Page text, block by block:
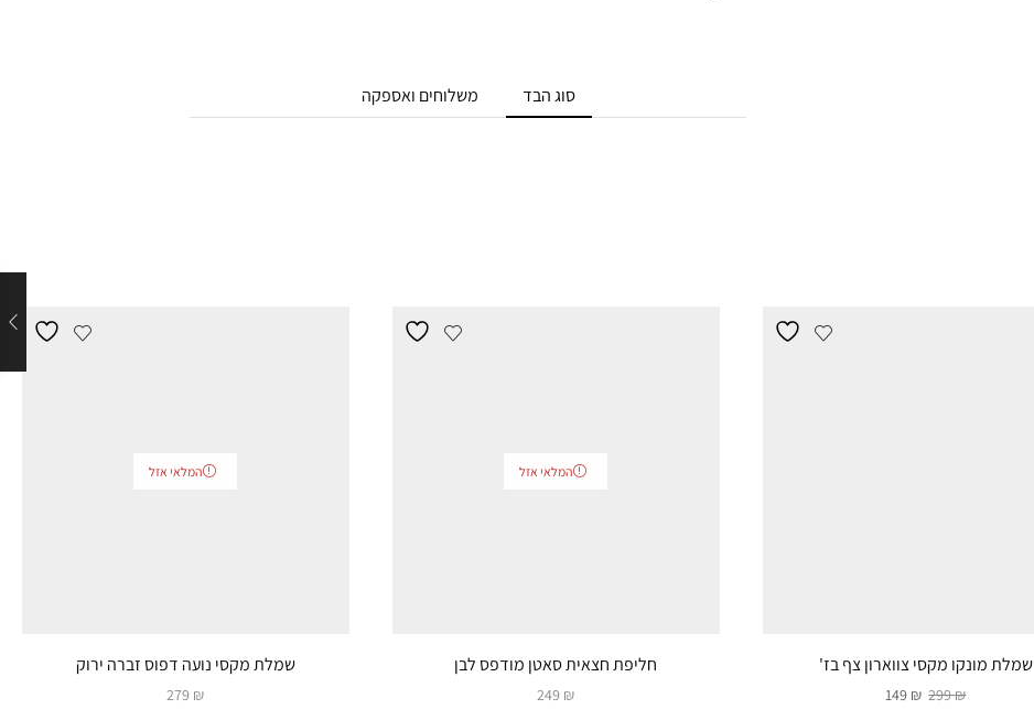
סוג הבד משלוחים ואספקה
שמלת מונקו מקסי צווארון צף בז'
299₪
149 ₪
המלאי אזל
חליפת חצאית סאטן מודפס לבן
249 ₪
המלאי אזל
שמלת מקסי נועה דפוס זברה ירוק
279 ₪